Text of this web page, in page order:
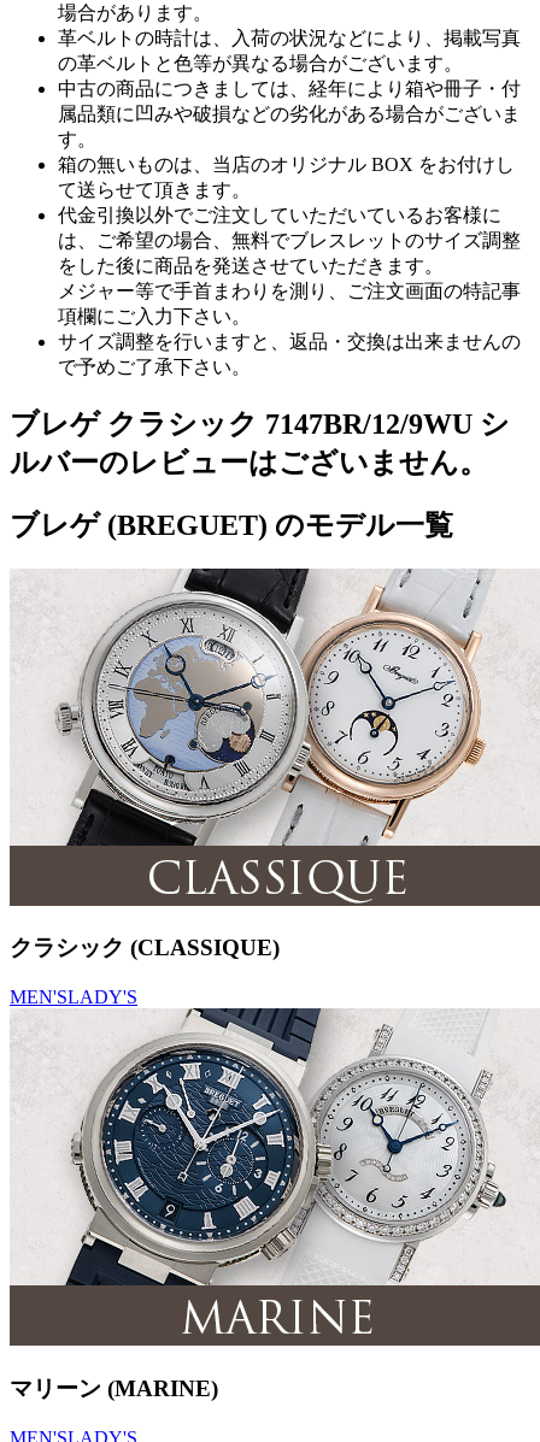
場合があります。
革ベルトの時計は、入荷の状況などにより、掲載写真
の革ベルトと色等が異なる場合がございます。
中古の商品につきましては、経年により箱や冊子・付
属品類に凹みや破損などの劣化がある場合がございま
す。
箱の無いものは、当店のオリジナル BOX をお付けし
て送らせて頂きます。
代金引換以外でご注文していただいているお客様に
は、ご希望の場合、無料でブレスレットのサイズ調整
をした後に商品を発送させていただきます。
メジャー等で手首まわりを測り、ご注文画面の特記事
項欄にご入力下さい。
サイズ調整を行いますと、返品・交換は出来ませんの
で予めご了承下さい。
ブレゲ クラシック 7147BR/12/9WU シ
ルバーのレビューはございません。
ブレゲ (BREGUET) のモデル一覧
クラシック (CLASSIQUE)
MEN'SLADY'S
マリーン (MARINE)
MEN'SLADY'S